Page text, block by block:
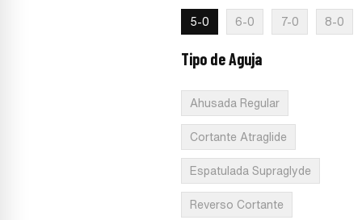
5-0 6-0 7-0 8-0
Tipo de Aguja
Ahusada Regular
Cortante Atraglide
Espatulada Supraglyde
Reverso Cortante